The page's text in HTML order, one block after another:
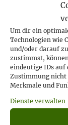
Um dir ein
Technologien wie
und/oder darauf
zustimmst,
eindeutige IDs auf
Zustimmung nicht
Merkmale und
Dienste verwalten
Wir
Ilse Risch
4. Mai 2026
… immer
21. April
Nachlese